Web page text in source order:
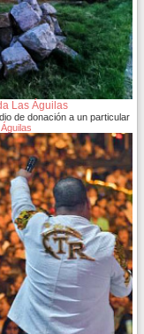
Las Águilas
de donación a un particular